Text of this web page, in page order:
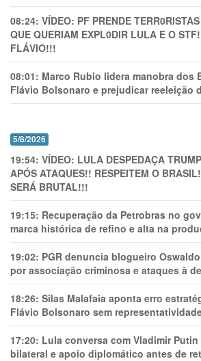
08:24: VÍDEO: PF PRENDE
QUE QUERIAM EXPL0DlR LULA E O
FLÁVIO!!!
08:01: Marco Rubio lidera manobra dos
Flávio Bolsonaro e prejudicar reeleição
5/8/2026
19:54: VÍDEO: LULA DESPEDAÇA
APÓS ATAQUES!! RESPEITEM O
SERÁ BRUTAL!!!
19:15: Recuperação da Petrobras no
marca histórica de refino e alta na
19:02: PGR denuncia blogueiro
por associação criminosa e ataques à
18:26: Silas Malafaia aponta erro
Flávio Bolsonaro sem
17:20: Lula conversa com Vladimir
bilateral e apoio diplomático antes de